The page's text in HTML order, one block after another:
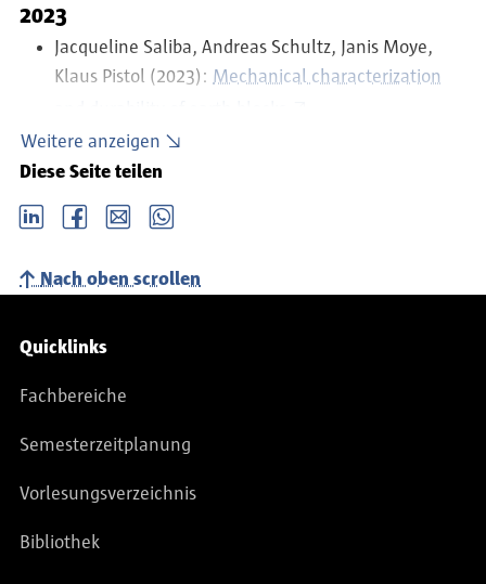
2023
Jacqueline Saliba, Andreas Schultz, Janis Moye,
Klaus Pistol (2023): Mechanical characterization
Materials Today: Proceedings, Band 121, S. 135-
141.
Weitere anzeigen
Diese Seite teilen
LinkedIn Facebook email Whatsapp
Nach oben scrollen
Service-Navigation
Quicklinks
Fachbereiche
Semesterzeitplanung
Vorlesungsverzeichnis
Bibliothek